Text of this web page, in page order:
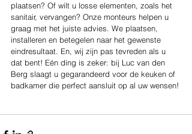
plaatsen? Of wilt u losse elementen, zoals het
sanitair, vervangen? Onze monteurs helpen u
graag met het juiste advies. We plaatsen,
installeren en betegelen naar het gewenste
eindresultaat. En, wij zijn pas tevreden als u
dat bent! Eén ding is zeker: bij Luc van den
Berg slaagt u gegarandeerd voor de keuken of
badkamer die perfect aansluit op al uw wensen!